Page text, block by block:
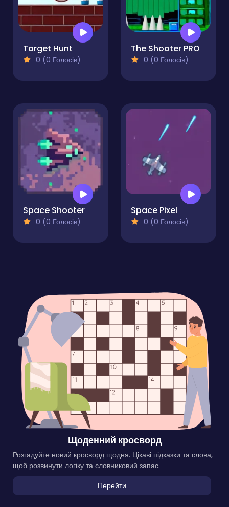
Target Hunt
0 (0 Голосів)
The Shooter PRO
0 (0 Голосів)
Space Shooter
0 (0 Голосів)
Space Pixel
0 (0 Голосів)
Щоденний кросворд
Розгадуйте новий кросворд щодня. Цікаві підказки та слова,
щоб розвинути логіку та словниковий запас.
Перейти